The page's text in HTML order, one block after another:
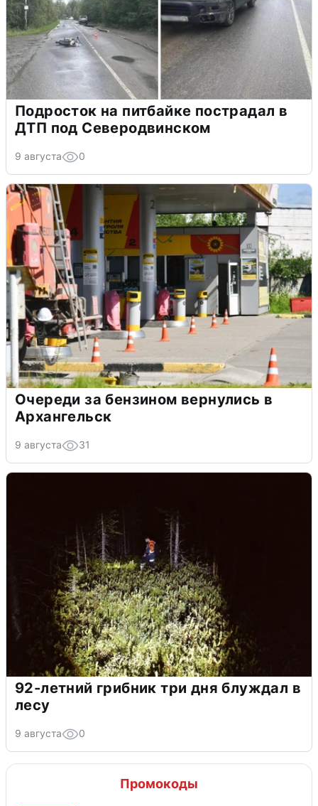
Подросток на питбайке пострадал в
ДТП под Северодвинском
9 августа 0
Очереди за бензином вернулись в
Архангельск
9 августа 31
92-летний грибник три дня блуждал в
лесу
9 августа 0
Промокоды